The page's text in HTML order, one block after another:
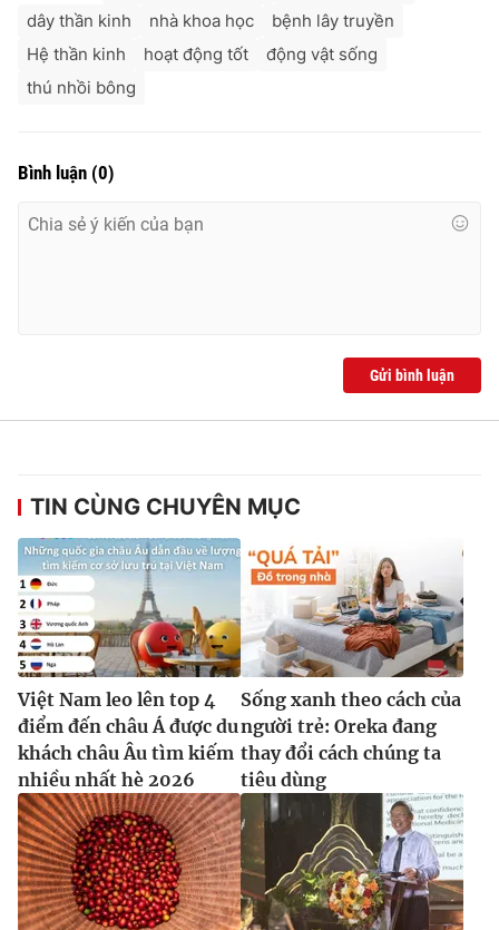
dây thần kinh
nhà khoa học
bệnh lây truyền
Hệ thần kinh
hoạt động tốt
động vật sống
thú nhồi bông
Bình luận (0)
Gửi bình luận
TIN CÙNG CHUYÊN MỤC
Việt Nam leo lên top 4
điểm đến châu Á được du
khách châu Âu tìm kiếm
nhiều nhất hè 2026
Sống xanh theo cách của
người trẻ: Oreka đang
thay đổi cách chúng ta
tiêu dùng